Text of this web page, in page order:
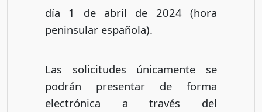
día 1 de abril de 2024 (hora
peninsular española).
Las solicitudes únicamente se
podrán presentar de forma
electrónica a través del